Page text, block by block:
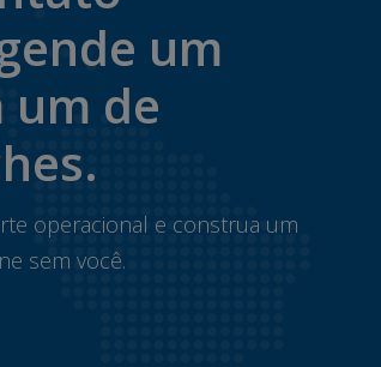
um
de
operacional e construa um
sem você.